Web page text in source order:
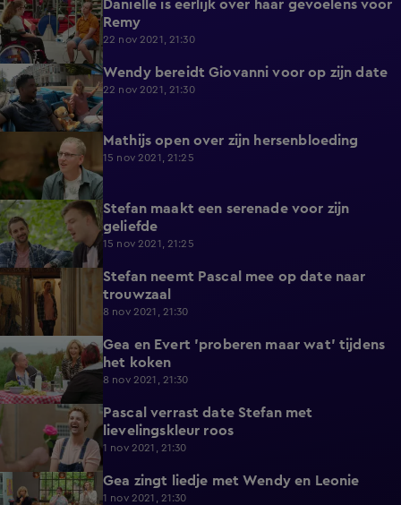
3:31
Daniëlle is eerlijk over haar gevoelens voor
Remy
22 nov 2021, 21:30
1:35 Wendy bereidt Giovanni voor op zijn date
22 nov 2021, 21:30
Mathijs open over zijn hersenbloeding
15 nov 2021, 21:25
2:53
Stefan maakt een serenade voor zijn
geliefde
15 nov 2021, 21:25
3:37
Stefan neemt Pascal mee op date naar
trouwzaal
8 nov 2021, 21:30
2:03
Gea en Evert 'proberen maar wat' tijdens
het koken
8 nov 2021, 21:30
3:32
Pascal verrast date Stefan met
lievelingskleur roos
1 nov 2021, 21:30
3:31 Gea zingt liedje met Wendy en Leonie
1 nov 2021, 21:30